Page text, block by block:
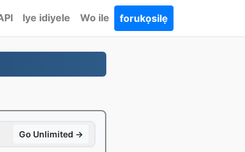
Iye idiyele Wo ile forukọsilẹ
Go Unlimited →